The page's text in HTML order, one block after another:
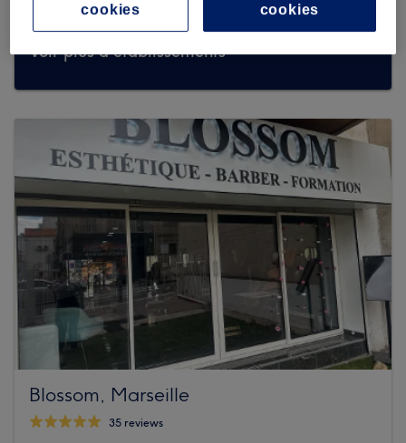
Voir plus d'établissements
Blossom, Marseille
35 reviews
cookies
cookies